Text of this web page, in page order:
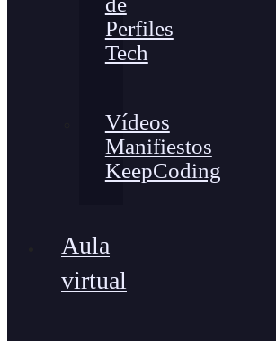
Perfiles
Tech
Vídeos
Manifiestos
KeepCoding
Aula
virtual